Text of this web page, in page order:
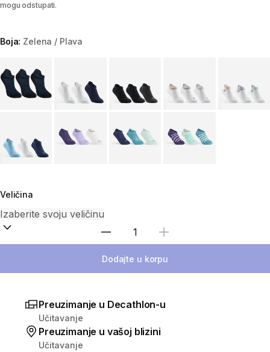
mogu odstupati.
Boja: Zelena / Plava
Veličina
Izaberi količinu
Dodajte u korpu
Preuzimanje u Decathlon-u
Učitavanje
Preuzimanje u vašoj blizini
Učitavanje